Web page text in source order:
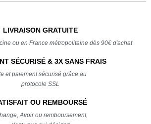
LIVRAISON GRATUITE
ou en France métropolitaine dès 90€ d'achat
SÉCURISÉ & 3X SANS FRAIS
et paiement sécurisé grâce au
protocole SSL
OU REMBOURSÉ
Avoir ou remboursement,